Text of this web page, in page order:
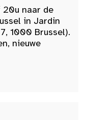
20u naar de
in Jardin
1000 Brussel).
nieuwe